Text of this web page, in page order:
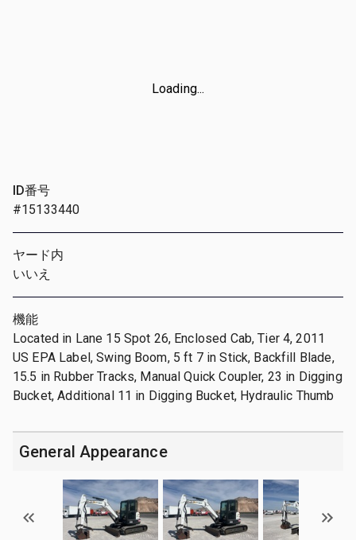
Loading...
ID番号
#15133440
ヤード内
いいえ
機能
Located in Lane 15 Spot 26, Enclosed Cab, Tier 4, 2011
US EPA Label, Swing Boom, 5 ft 7 in Stick, Backfill Blade,
15.5 in Rubber Tracks, Manual Quick Coupler, 23 in Digging
Bucket, Additional 11 in Digging Bucket, Hydraulic Thumb
General Appearance